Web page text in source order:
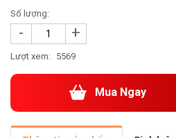
Số lượng:
- +
Lượt xem: 5569
Mua Ngay